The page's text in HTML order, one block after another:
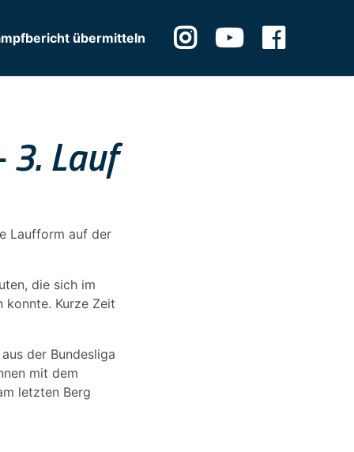
übermitteln
Lauf
Laufform auf der
die sich im
konnte. Kurze Zeit
der Bundesliga
mit dem
letzten Berg